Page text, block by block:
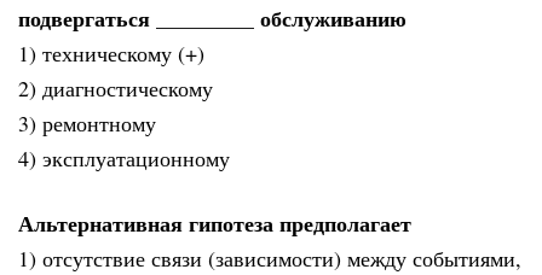
подвергаться _________ обслуживанию
1) техническому (+)
2) диагностическому
3) ремонтному
4) эксплуатационному
Альтернативная гипотеза предполагает
1) отсутствие связи (зависимости) между событиями,